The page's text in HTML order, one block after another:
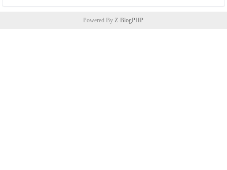
Powered ByZ-BlogPHP